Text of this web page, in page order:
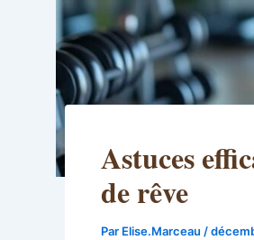
Astuces
de rêve
Par Elise.Marceau /